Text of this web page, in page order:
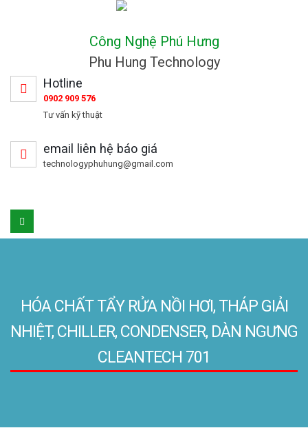
Công Nghệ Phú Hưng
Phu Hung Technology
Hotline
0902 909 576
Tư vấn kỹ thuật
email liên hệ báo giá
technologyphuhung@gmail.com
HÓA CHẤT TẨY RỬA NỒI HƠI, THÁP GIẢI
NHIỆT, CHILLER, CONDENSER, DÀN NGƯNG
CLEANTECH 701